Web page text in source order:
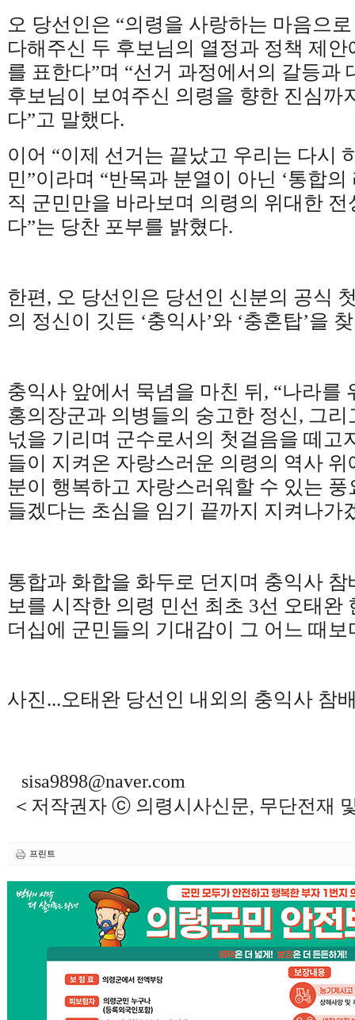
오 당선인은 “의령을 사랑하는 마음으
다해주신 두 후보님의 열정과 정책 제
를 표한다”며 “선거 과정에서의 갈등과
후보님이 보여주신 의령을 향한 진심까
다”고 말했다.
이어 “이제 선거는 끝났고 우리는 다시
민”이라며 “반목과 분열이 아닌 ‘통합의
직 군민만을 바라보며 의령의 위대한
다”는 당찬 포부를 밝혔다.
한편, 오 당선인은 당선인 신분의 공식
의 정신이 깃든 ‘충익사’와 ‘충혼탑’을
충익사 앞에서 묵념을 마친 뒤 , “나라를
홍의장군과 의병들의 숭고한 정신, 그리
넋을 기리며 군수로서의 첫걸음을 떼고
들이 지켜온 자랑스러운 의령의 역사 위
분이 행복하고 자랑스러워할 수 있는
들겠다는 초심을 임기 끝까지 지켜나가
통합과 화합을 화두로 던지며 충익사
보를 시작한 의령 민선 최초 3선 오태완
더십에 군민들의 기대감이 그 어느 때보
사진...오태완 당선인 내외의 충익사 참
sisa9898@naver.com
＜저작권자 ⓒ 의령시사신문, 무단전재
프린트